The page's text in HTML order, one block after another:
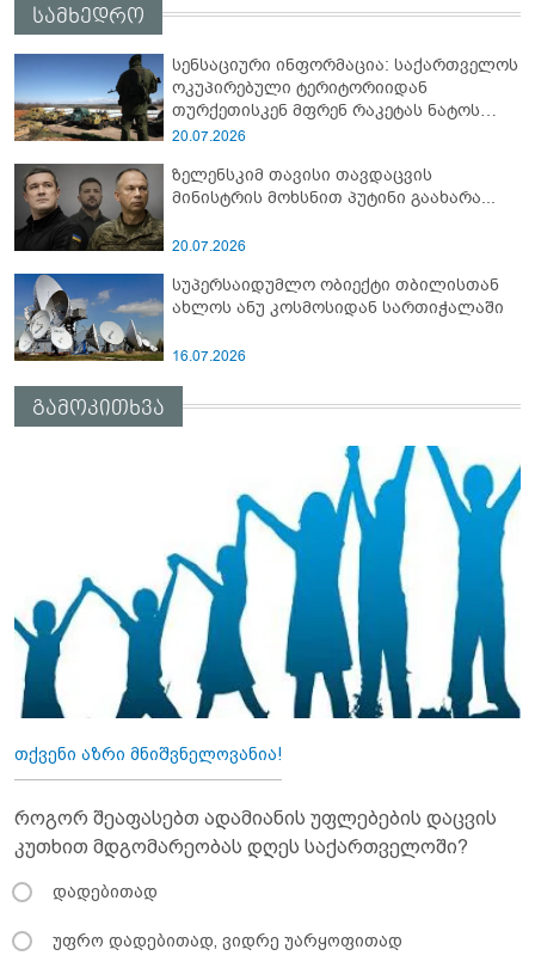
სამხედრო
სენსაციური ინფორმაცია: საქართველოს
ოკუპირებული ტერიტორიიდან
თურქეთისკენ მფრენ რაკეტას ნატოს
სამიტი კინაღამ ჩაუშლია
20.07.2026
ზელენსკიმ თავისი თავდაცვის
მინისტრის მოხსნით პუტინი გაახარა...
20.07.2026
სუპერსაიდუმლო ობიექტი თბილისთან
ახლოს ანუ კოსმოსიდან სართიჭალაში
16.07.2026
გამოკითხვა
თქვენი აზრი მნიშვნელოვანია!
როგორ შეაფასებთ ადამიანის უფლებების დაცვის
კუთხით მდგომარეობას დღეს საქართველოში?
დადებითად
უფრო დადებითად, ვიდრე უარყოფითად